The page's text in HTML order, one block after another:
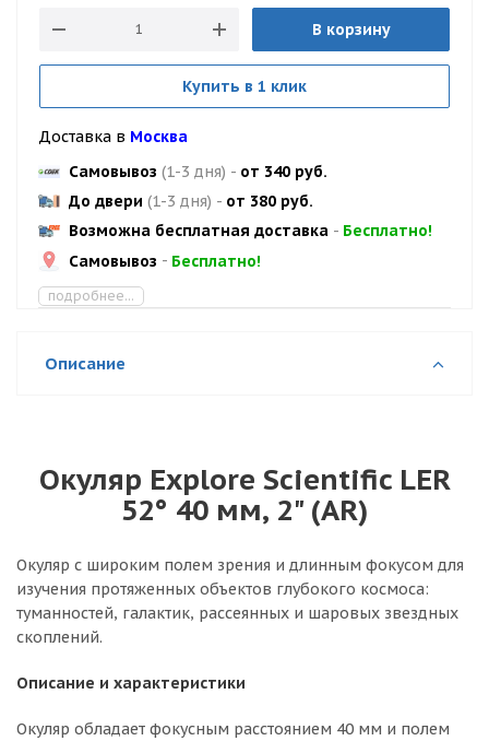
В корзину
Купить в 1 клик
Доставка в Москва
Самовывоз (1-3 дня) - от 340 руб.
До двери (1-3 дня) - от 380 руб.
Возможна бесплатная доставка - Бесплатно!
Самовывоз - Бесплатно!
подробнее...
Описание
Окуляр Explore Scientific LER
52° 40 мм, 2" (AR)
Окуляр с широким полем зрения и длинным фокусом для
изучения протяженных объектов глубокого космоса:
туманностей, галактик, рассеянных и шаровых звездных
скоплений.
Описание и характеристики
Окуляр обладает фокусным расстоянием 40 мм и полем